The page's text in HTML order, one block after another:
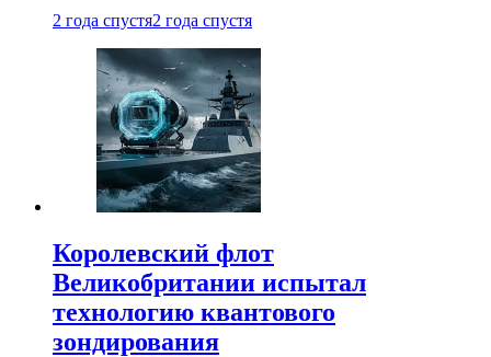
2 года спустя2 года спустя
Королевский флот
Великобритании испытал
технологию квантового
зондирования